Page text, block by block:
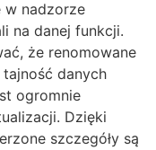
w nadzorze
na danej funkcji.
że renomowane
danych
ogromnie
Dzięki
szczegóły są